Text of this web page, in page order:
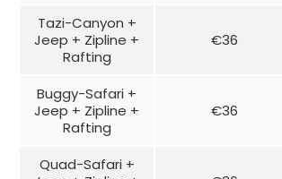
Tazi-Canyon +
Jeep + Zipline +
Rafting
€36
Buggy-Safari +
Jeep + Zipline +
Rafting
€36
Quad-Safari +